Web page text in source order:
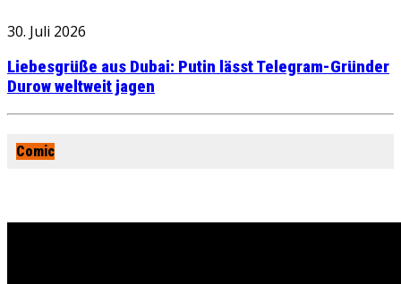
30. Juli 2026
Liebesgrüße aus Dubai: Putin lässt Telegram-Gründer
Durow weltweit jagen
Comic